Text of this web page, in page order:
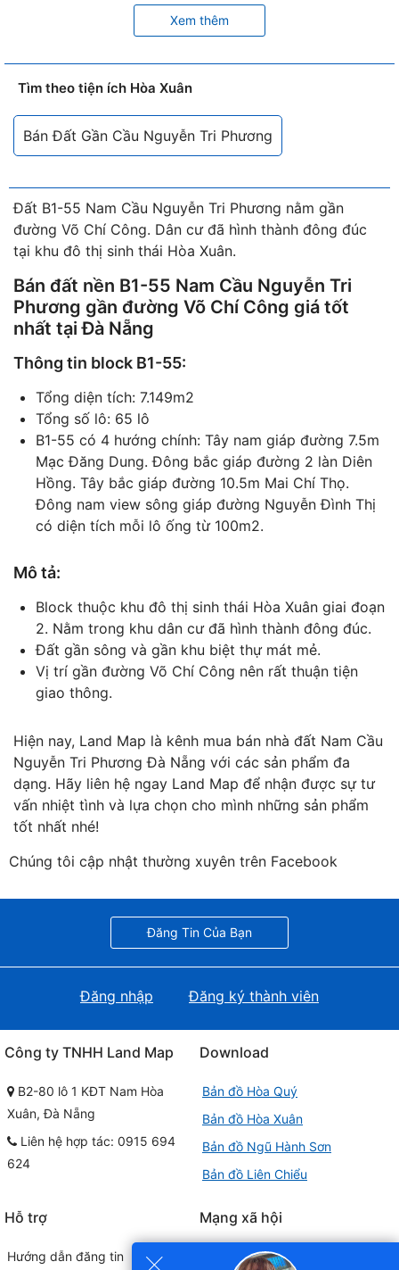
Xem thêm
Tìm theo tiện ích Hòa Xuân
Bán Đất Gần Cầu Nguyễn Tri Phương
Đất B1-55 Nam Cầu Nguyễn Tri Phương nằm gần
đường Võ Chí Công. Dân cư đã hình thành đông đúc
tại khu đô thị sinh thái Hòa Xuân.
Bán đất nền B1-55 Nam Cầu Nguyễn Tri
Phương gần đường Võ Chí Công giá tốt
nhất tại Đà Nẵng
Thông tin block B1-55:
Tổng diện tích: 7.149m2
Tổng số lô: 65 lô
B1-55 có 4 hướng chính: Tây nam giáp đường 7.5m
Mạc Đăng Dung. Đông bắc giáp đường 2 làn Diên
Hồng. Tây bắc giáp đường 10.5m Mai Chí Thọ.
Đông nam view sông giáp đường Nguyễn Đình Thị
có diện tích mỗi lô ống từ 100m2.
Mô tả:
Block thuộc khu đô thị sinh thái Hòa Xuân giai đoạn
2. Nằm trong khu dân cư đã hình thành đông đúc.
Đất gần sông và gần khu biệt thự mát mẻ.
Vị trí gần đường Võ Chí Công nên rất thuận tiện
giao thông.
Hiện nay, Land Map là kênh mua bán nhà đất Nam Cầu
Nguyễn Tri Phương Đà Nẵng với các sản phẩm đa
dạng. Hãy liên hệ ngay Land Map để nhận được sự tư
vấn nhiệt tình và lựa chọn cho mình những sản phẩm
tốt nhất nhé!
Chúng tôi cập nhật thường xuyên trên Facebook
Đăng Tin Của Bạn
Đăng nhập Đăng ký thành viên
Công ty TNHH Land Map
B2-80 lô 1 KĐT Nam Hòa
Xuân, Đà Nẵng
Liên hệ hợp tác: 0915 694
624
Download
Bản đồ Hòa Quý
Bản đồ Hòa Xuân
Bản đồ Ngũ Hành Sơn
Bản đồ Liên Chiểu
Hỗ trợ
Hướng dẫn đăng tin
Mạng xã hội